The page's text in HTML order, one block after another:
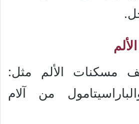
مسكنات الألم مثل:
من آلام